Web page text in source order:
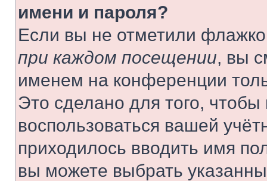
имени и пароля?
Если вы не отметили
при каждом посещении, вы
именем на конференции
Это сделано для того, чтобы
воспользоваться вашей
приходилось вводить имя
вы можете выбрать